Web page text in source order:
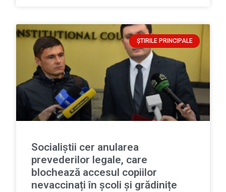
ȘTIRILE PRINCIPALE
Socialiștii cer anularea
prevederilor legale, care
blochează accesul copiilor
nevaccinați în școli și grădinițe